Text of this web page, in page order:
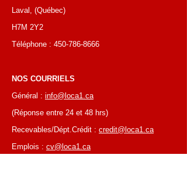
Laval, (Québec)
H7M 2Y2
Téléphone : 450-786-8666
NOS COURRIELS
Général : info@loca1.ca
(Réponse entre 24 et 48 hrs)
Recevables/Dépt.Crédit : credit@loca1.ca
Emplois : cv@loca1.ca